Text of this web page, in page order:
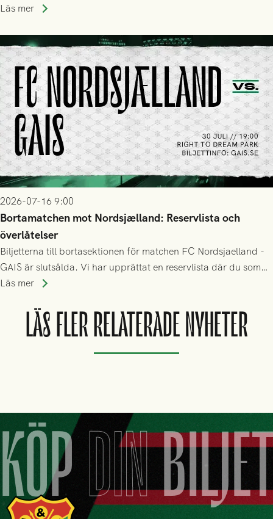
Läs mer
2026-07-16 9:00
Bortamatchen mot Nordsjælland: Reservlista och
överlåtelser
Biljetterna till bortasektionen för matchen FC Nordsjaelland -
GAIS är slutsålda. Vi har upprättat en reservlista där du som
ännu inte har någon biljett kan anmäla ditt intresse. Du kan
Läs mer
LÄS FLER RELATERADE NYHETER
KÖPDIN